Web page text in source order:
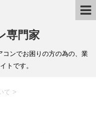
専門家
ンでお困りの方の為の、業
トです。
て >